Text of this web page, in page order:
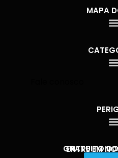
MAPA
ENTRE EM
GRATUITO